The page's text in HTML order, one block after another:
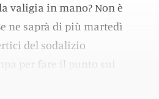
valigia in mano? Non è
ne saprà di più martedì
del sodalizio
per fare il punto sui